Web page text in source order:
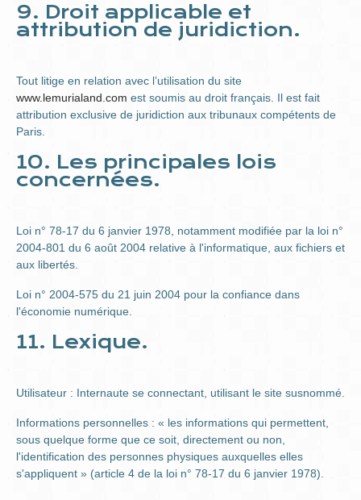
9. Droit applicable et
attribution de juridiction.
Tout litige en relation avec l’utilisation du site
www.lemurialand.com est soumis au droit français. Il est fait
attribution exclusive de juridiction aux tribunaux compétents de
Paris.
10. Les principales lois
concernées.
Loi n° 78-17 du 6 janvier 1978, notamment modifiée par la loi n°
2004-801 du 6 août 2004 relative à l'informatique, aux fichiers et
aux libertés.
Loi n° 2004-575 du 21 juin 2004 pour la confiance dans
l'économie numérique.
11. Lexique.
Utilisateur : Internaute se connectant, utilisant le site susnommé.
Informations personnelles : « les informations qui permettent,
sous quelque forme que ce soit, directement ou non,
l'identification des personnes physiques auxquelles elles
s'appliquent » (article 4 de la loi n° 78-17 du 6 janvier 1978).